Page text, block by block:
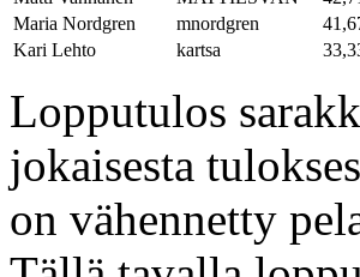
Maria Nordgren
mnordgren
Kari Lehto
kartsa
Lopputulos
jokaisesta
on vähennetty